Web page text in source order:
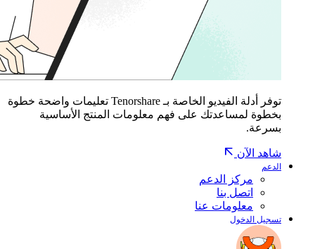
توفر أدلة الفيديو الخاصة بـ Tenorshare تعليمات واضحة خطوة
بخطوة لمساعدتك على فهم معلومات المنتج الأساسية
بسرعة.
شاهد الآن
الدعم
مركز الدعم
اتصل بنا
معلومات عنا
تسجيل الدخول